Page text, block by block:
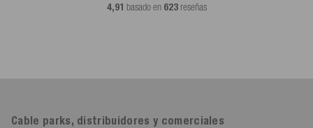
4,91 basado en 623 reseñas
Cable parks, distribuidores y comerciales